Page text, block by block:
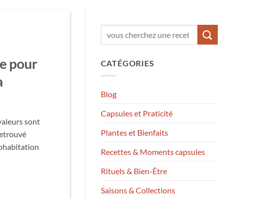
pour
sont
CATÉGORIES
Blog
Capsules et Praticité
Plantes et Bienfaits
Recettes & Moments capsules
Rituels & Bien-Être
Saisons & Collections